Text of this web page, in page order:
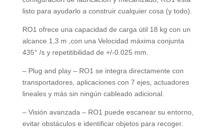
listo para ayudarlo a construir cualquier cosa (y todo).
RO1 ofrece una capacidad de carga útil 18 kg con un
alcance 1,3 m ,con una Velocidad máxima conjunta
435° /s y repetitibilidad de +/-0.025 mm.
– Plug and play – RO1 se integra directamente con
transportadores, aplicaciones con 7 ejes, actuadores
lineales y más sin ningún cableado adicional.
– Visión avanzada – RO1 puede escanear su entorno,
evitar obstáculos e identificar objetos para recoger.